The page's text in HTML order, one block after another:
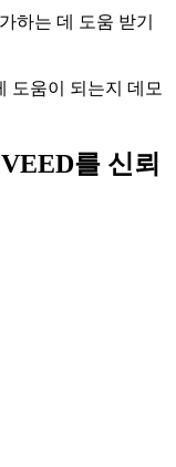
하는 데 도움 받기
도움이 되는지 데모
를 신뢰